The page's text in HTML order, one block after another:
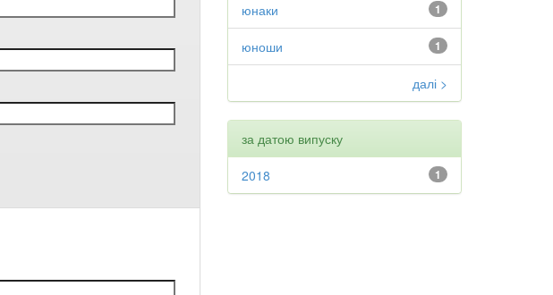
1
юнаки
1
юноши
далі >
за датою випуску
1
2018